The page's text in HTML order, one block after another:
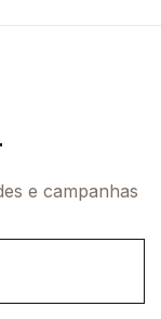
e campanhas